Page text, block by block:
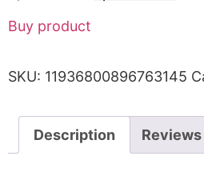
Buy product
SKU: 11936800896763145
Description